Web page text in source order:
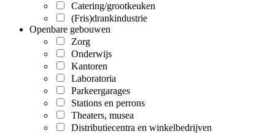
Catering/grootkeuken
(Fris)drankindustrie
Openbare gebouwen
Zorg
Onderwijs
Kantoren
Laboratoria
Parkeergarages
Stations en perrons
Theaters, musea
Distributiecentra en winkelbedrijven